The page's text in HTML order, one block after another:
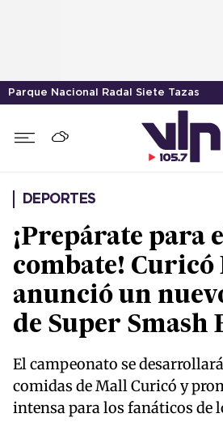
Parque Nacional Radal Siete Tazas
DEPORTES
¡Prepárate para
combate! Curicó
anunció un
de Super Smash
El campeonato se
comidas de Mall Curicó y
intensa para los fanáticos de